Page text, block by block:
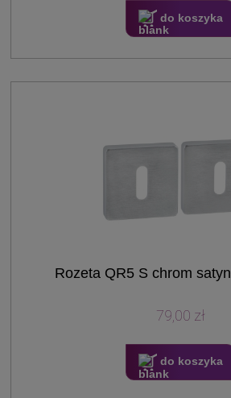
do koszyka
Rozeta QR5 S chrom
79,00 zł
do koszyka